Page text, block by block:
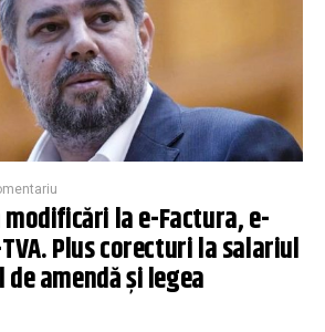
la e-Factura, e-
Plus corecturi la salariul
amendă și legea